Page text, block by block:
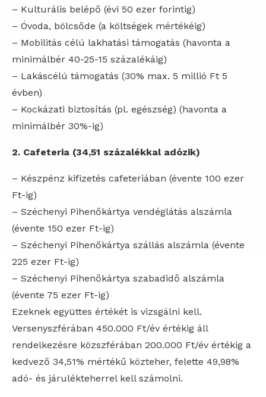
– Kulturális belépő (évi 50 ezer forintig)
– Óvoda, bölcsőde (a költségek mértékéig)
– Mobilitás célú lakhatási támogatás (havonta a
minimálbér 40-25-15 százalékáig)
– Lakáscélú támogatás (30% max. 5 millió Ft 5
évben)
– Kockázati biztosítás (pl. egészség) (havonta a
minimálbér 30%-ig)
2. Cafeteria (34,51 százalékkal adózik)
– Készpénz kifizetés cafeteriában (évente 100 ezer
Ft-ig)
– Széchenyi Pihenőkártya vendéglátás alszámla
(évente 150 ezer Ft-ig)
– Széchenyi Pihenőkártya szállás alszámla (évente
225 ezer Ft-ig)
– Széchenyi Pihenőkártya szabadidő alszámla
(évente 75 ezer Ft-ig)
Ezeknek együttes értékét is vizsgálni kell.
Versenyszférában 450.000 Ft/év értékig áll
rendelkezésre közszférában 200.000 Ft/év értékig a
kedvező 34,51% mértékű közteher, felette 49,98%
adó- és járulékteherrel kell számolni.